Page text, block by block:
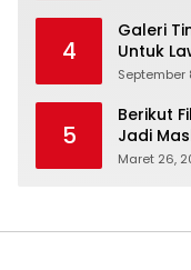
4
Galeri
Untuk
September
5
Berikut
Jadi
Maret 26,